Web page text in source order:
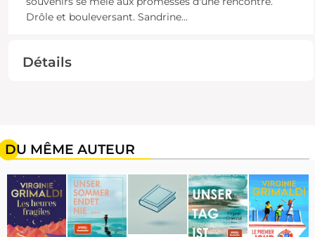
Drôle et bouleversant. Sandrine...
Détails
DU MÊME AUTEUR